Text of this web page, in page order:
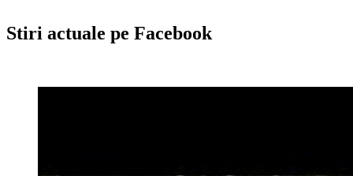
Stiri actuale pe Facebook